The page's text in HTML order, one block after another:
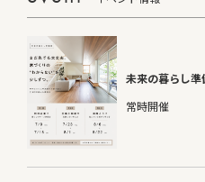
未来の暮らし準
常時開催